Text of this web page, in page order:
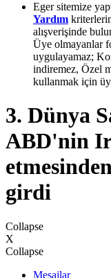
Eger sitemize
Yardım
alışverişinde
Üye olmayanlar
uygulayamaz;
indiremez, Özel
kullanmak için
3. Dünya
ABD'nin
girdi
Collapse
X
Collapse
Mesajlar